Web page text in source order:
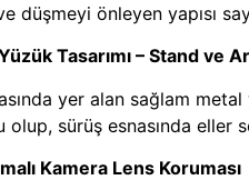
düşmeyi önleyen yapısı
Tasarımı – Stand ve
yer alan sağlam
olup, sürüş esnasında eller
Kamera Lens Koruması